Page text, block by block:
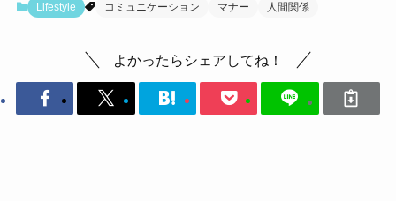
Lifestyle コミュニケーション マナー 人間関係
よかったらシェアしてね！